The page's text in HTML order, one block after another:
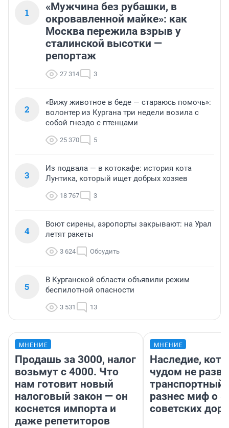
1
«Мужчина без рубашки, в
окровавленной майке»: как
Москва пережила взрыв у
сталинской высотки —
репортаж
27 314 3
2
«Вижу животное в беде — стараюсь помочь»:
волонтер из Кургана три недели возила с
собой гнездо с птенцами
25 370 5
3
Из подвала — в котокафе: история кота
Лунтика, который ищет добрых хозяев
18 767 3
4
Воют сирены, аэропорты закрывают: на Урал
летят ракеты
3 624 Обсудить
5
В Курганской области объявили режим
беспилотной опасности
3 531 13
МНЕНИЕ
Продашь за 3000, налог
возьмут с 4000. Что
нам готовит новый
налоговый закон — он
коснется импорта и
даже репетиторов
МНЕНИЕ
Наследие,
чудом не
транспортный
разнес миф о
советских